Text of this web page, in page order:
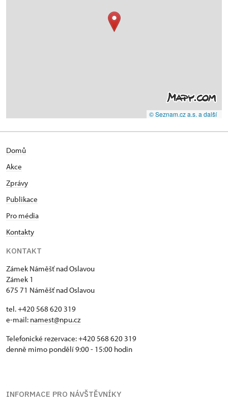
© Seznam.cz a.s. a další
Domů
Akce
Zprávy
Publikace
Pro média
Kontakty
KONTAKT
Zámek Náměšť nad Oslavou
Zámek 1
675 71 Náměšť nad Oslavou
tel. +420 568 620 319
e-mail: namest@npu.cz
Telefonické rezervace: +420 568 620 319
denně mimo pondělí 9:00 - 15:00 hodin
INFORMACE PRO NÁVŠTĚVNÍKY